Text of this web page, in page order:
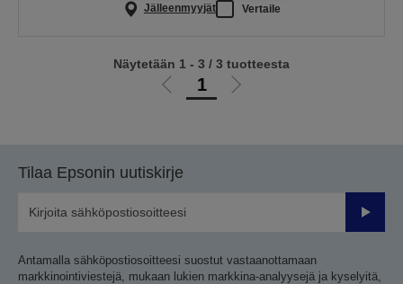
Jälleenmyyjät Vertaile
Siirry1
Siirry
Näytetään 1 - 3 / 3 tuotteesta
Tilaa Epsonin uutiskirje
Lähetä
Antamalla sähköpostiosoitteesi suostut vastaanottamaan
markkinointiviestejä, mukaan lukien markkina-analyysejä ja kyselyitä,